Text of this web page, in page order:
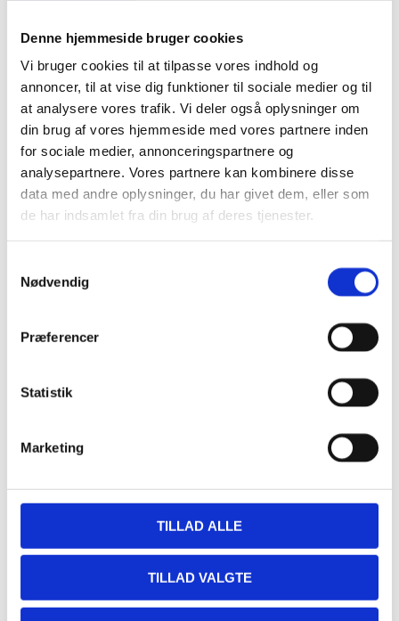
Denne hjemmeside bruger cookies
Vi bruger cookies til at tilpasse vores indhold og
annoncer, til at vise dig funktioner til sociale medier og til
at analysere vores trafik. Vi deler også oplysninger om
din brug af vores hjemmeside med vores partnere inden
for sociale medier, annonceringspartnere og
analysepartnere. Vores partnere kan kombinere disse
data med andre oplysninger, du har givet dem, eller som
de har indsamlet fra din brug af deres tjenester.
Nødvendig
Præferencer
Statistik
Marketing
TILLAD ALLE
TILLAD VALGTE
Google kalender
iCalendar
Outlook 365
Outlook Live
Detaljer
Dato: 30. januar
Tidspunkt:
Fjordens Plankesteak
Nakskov